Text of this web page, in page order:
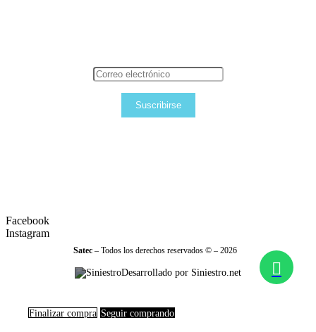
Suscribirse
Facebook
Instagram
Satec – Todos los derechos reservados © – 2026
Desarrollado por Siniestro.net
Finalizar compra Seguir comprando